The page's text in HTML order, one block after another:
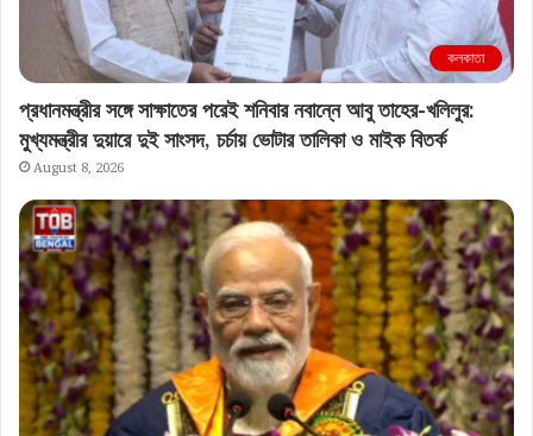
কলকাতা
প্রধানমন্ত্রীর সঙ্গে সাক্ষাতের পরেই শনিবার নবান্নে আবু তাহের-খলিলুর:
মুখ্যমন্ত্রীর দুয়ারে দুই সাংসদ, চর্চায় ভোটার তালিকা ও মাইক বিতর্ক
August 8, 2026